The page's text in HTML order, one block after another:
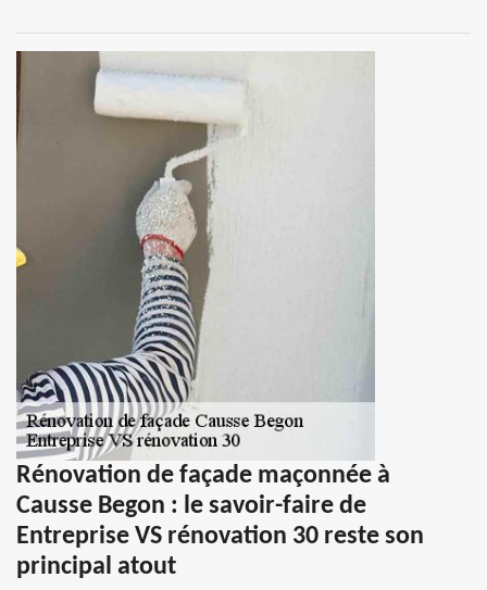
Rénovation de façade maçonnée à
Causse Begon : le savoir-faire de
Entreprise VS rénovation 30 reste son
principal atout